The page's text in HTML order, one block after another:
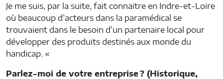
Je me suis, par la suite, fait connaitre en Indre-et-Loire
où beaucoup d’acteurs dans la paramédical se
trouvaient dans le besoin d’un partenaire local pour
développer des produits destinés aux monde du
handicap. «
Parlez-moi de votre entreprise ? (Historique,